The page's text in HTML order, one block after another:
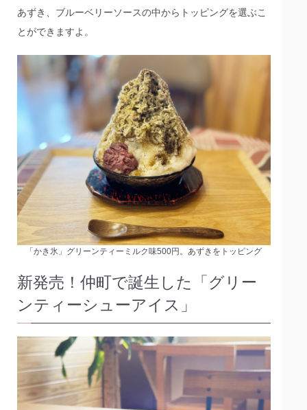
あずき、ブルーベリーソースの中からトッピングを選ぶこ
とができますよ。
「かき氷」グリーンティーミルク味500円。あずきをトッピング
新発売！仲町で誕生した「グリー
ンティーシューアイス」